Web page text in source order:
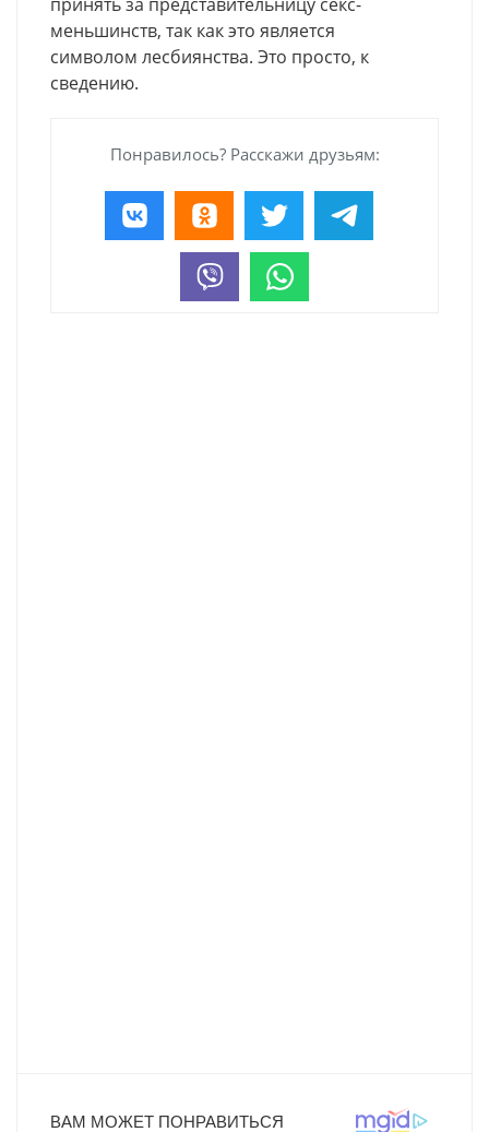
меньшинств, так как это является
символом лесбиянства. Это просто, к
сведению.
Понравилось? Расскажи друзьям: